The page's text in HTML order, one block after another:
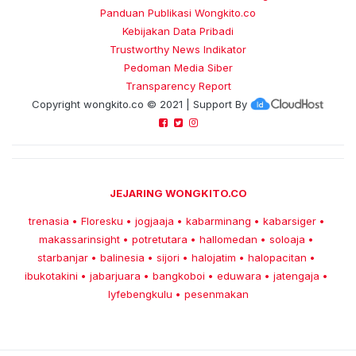
Panduan Publikasi Wongkito.co
Kebijakan Data Pribadi
Trustworthy News Indikator
Pedoman Media Siber
Transparency Report
Copyright wongkito.co © 2021 | Support By
JEJARING WONGKITO.CO
trenasia • Floresku • jogjaaja • kabarminang • kabarsiger •
makassarinsight • potretutara • hallomedan • soloaja •
starbanjar • balinesia • sijori • halojatim • halopacitan •
ibukotakini • jabarjuara • bangkoboi • eduwara • jatengaja •
lyfebengkulu • pesenmakan